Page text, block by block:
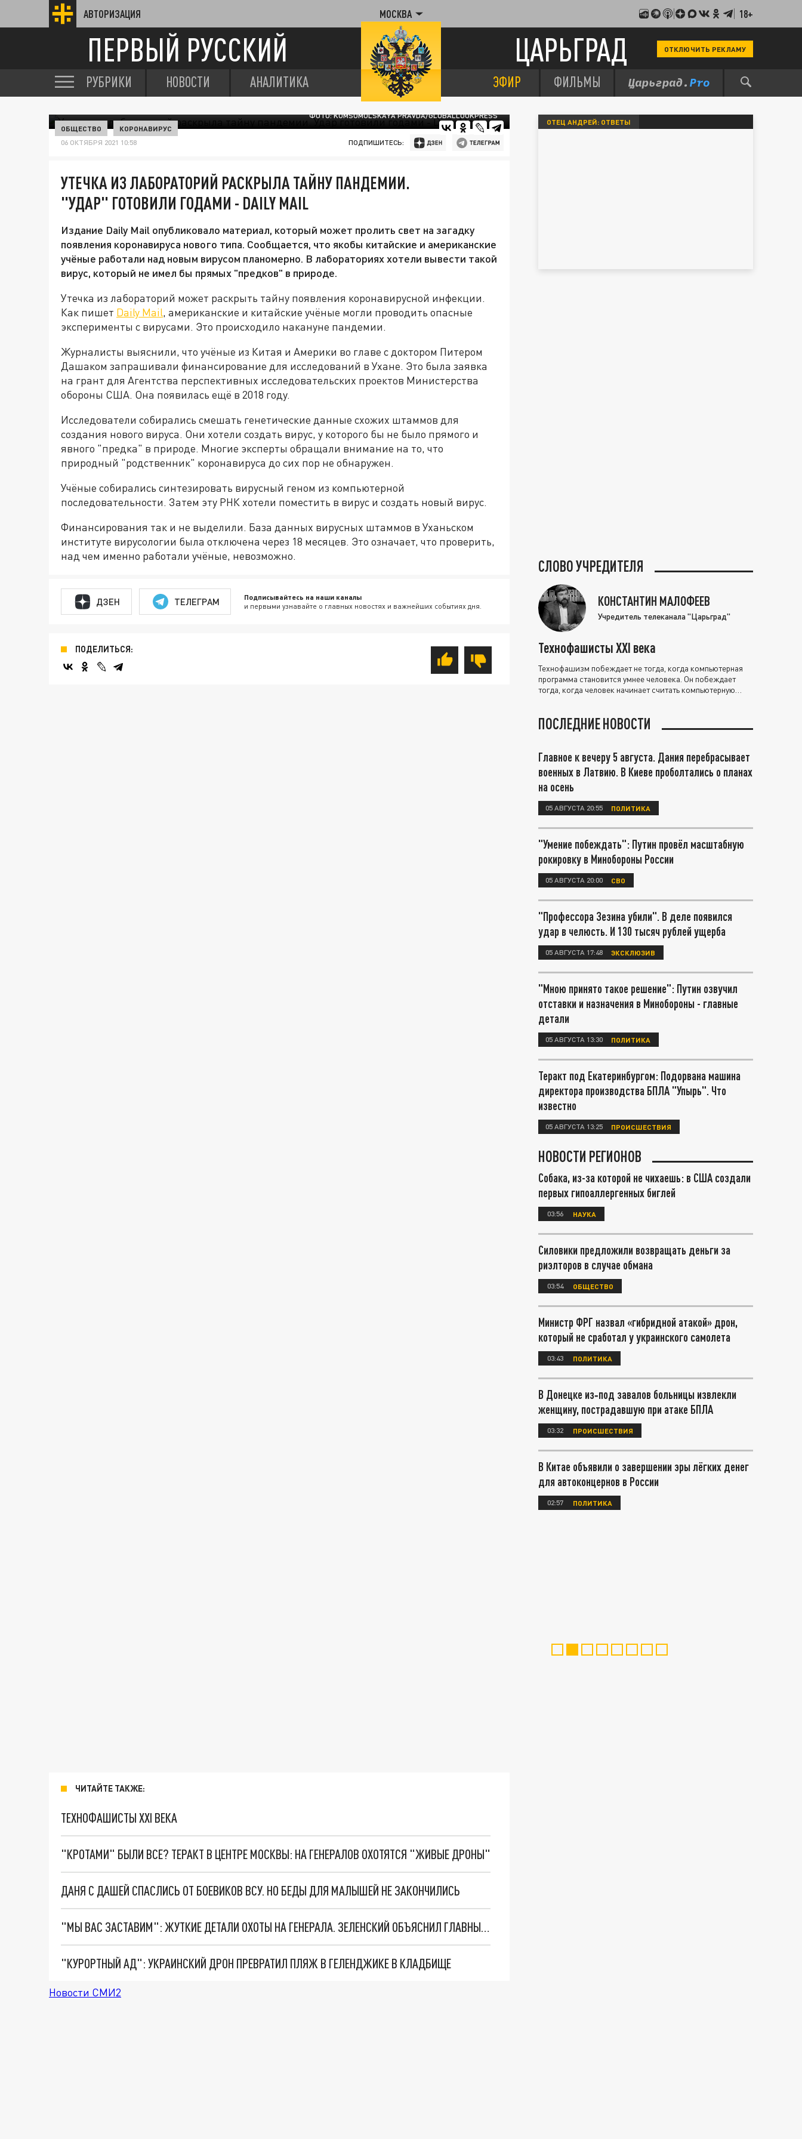
АВТОРИЗАЦИЯ МОСКВА 18+
ПЕРВЫЙ РУССКИЙ ЦАРЬГРАД ОТКЛЮЧИТЬ РЕКЛАМУ
РУБРИКИ НОВОСТИ АНАЛИТИКА ЭФИР ФИЛЬМЫ
ФОТО: KOMSOMOLSKAYA PRAVDA/GLOBALLOOKPRESS
ОБЩЕСТВО КОРОНАВИРУС
06 ОКТЯБРЯ 2021 10:58 ПОДПИШИТЕСЬ:
УТЕЧКА ИЗ ЛАБОРАТОРИЙ РАСКРЫЛА ТАЙНУ ПАНДЕМИИ.
"УДАР" ГОТОВИЛИ ГОДАМИ - DAILY MAIL
Издание Daily Mail опубликовало материал, который может пролить свет на загадку
появления коронавируса нового типа. Сообщается, что якобы китайские и американские
учёные работали над новым вирусом планомерно. В лабораториях хотели вывести такой
вирус, который не имел бы прямых "предков" в природе.
Утечка из лабораторий может раскрыть тайну появления коронавирусной инфекции.
Как пишет Daily Mail, американские и китайские учёные могли проводить опасные
эксперименты с вирусами. Это происходило накануне пандемии.
Журналисты выяснили, что учёные из Китая и Америки во главе с доктором Питером
Дашаком запрашивали финансирование для исследований в Ухане. Это была заявка
на грант для Агентства перспективных исследовательских проектов Министерства
обороны США. Она появилась ещё в 2018 году.
Исследователи собирались смешать генетические данные схожих штаммов для
создания нового вируса. Они хотели создать вирус, у которого бы не было прямого и
явного "предка" в природе. Многие эксперты обращали внимание на то, что
природный "родственник" коронавируса до сих пор не обнаружен.
Учёные собирались синтезировать вирусный геном из компьютерной
последовательности. Затем эту РНК хотели поместить в вирус и создать новый вирус.
Финансирования так и не выделили. База данных вирусных штаммов в Уханьском
институте вирусологии была отключена через 18 месяцев. Это означает, что проверить,
над чем именно работали учёные, невозможно.
ДЗЕН ТЕЛЕГРАМ Подписывайтесь на наши каналы
и первыми узнавайте о главных новостях и важнейших событиях дня.
ПОДЕЛИТЬСЯ:
ЧИТАЙТЕ ТАКЖЕ:
ТЕХНОФАШИСТЫ XXI ВЕКА
"КРОТАМИ" БЫЛИ ВСЕ? ТЕРАКТ В ЦЕНТРЕ МОСКВЫ: НА ГЕНЕРАЛОВ ОХОТЯТСЯ "ЖИВЫЕ ДРОНЫ"
ДАНЯ С ДАШЕЙ СПАСЛИСЬ ОТ БОЕВИКОВ ВСУ. НО БЕДЫ ДЛЯ МАЛЫШЕЙ НЕ ЗАКОНЧИЛИСЬ
"МЫ ВАС ЗАСТАВИМ": ЖУТКИЕ ДЕТАЛИ ОХОТЫ НА ГЕНЕРАЛА. ЗЕЛЕНСКИЙ ОБЪЯСНИЛ ГЛАВНЫЙ СМЫСЛ ТЕРАКТА В ЦЕНТРЕ МОСКВЫ
"КУРОРТНЫЙ АД": УКРАИНСКИЙ ДРОН ПРЕВРАТИЛ ПЛЯЖ В ГЕЛЕНДЖИКЕ В КЛАДБИЩЕ
Новости СМИ2
ОТЕЦ АНДРЕЙ: ОТВЕТЫ
СЛОВО УЧРЕДИТЕЛЯ
КОНСТАНТИН МАЛОФЕЕВ
Учредитель телеканала "Царьград"
Технофашисты XXI века
Технофашизм побеждает не тогда, когда компьютерная
программа становится умнее человека. Он побеждает
тогда, когда человек начинает считать компьютерную
ПОСЛЕДНИЕ НОВОСТИ
Главное к вечеру 5 августа. Дания перебрасывает
военных в Латвию. В Киеве проболтались о планах
на осень
05 АВГУСТА 20:55 ПОЛИТИКА
"Умение побеждать": Путин провёл масштабную
рокировку в Минобороны России
05 АВГУСТА 20:00 СВО
"Профессора Зезина убили". В деле появился
удар в челюсть. И 130 тысяч рублей ущерба
05 АВГУСТА 17:48 ЭКСКЛЮЗИВ
"Мною принято такое решение": Путин озвучил
отставки и назначения в Минобороны - главные
детали
05 АВГУСТА 13:30 ПОЛИТИКА
Теракт под Екатеринбургом: Подорвана машина
директора производства БПЛА "Упырь". Что
известно
05 АВГУСТА 13:25 ПРОИСШЕСТВИЯ
НОВОСТИ РЕГИОНОВ
Собака, из-за которой не чихаешь: в США создали
первых гипоаллергенных биглей
03:56 НАУКА
Силовики предложили возвращать деньги за
риэлторов в случае обмана
03:54 ОБЩЕСТВО
Министр ФРГ назвал «гибридной атакой» дрон,
который не сработал у украинского самолета
03:43 ПОЛИТИКА
В Донецке из‑под завалов больницы извлекли
женщину, пострадавшую при атаке БПЛА
03:32 ПРОИСШЕСТВИЯ
В Китае объявили о завершении эры лёгких денег
для автоконцернов в России
02:57 ПОЛИТИКА